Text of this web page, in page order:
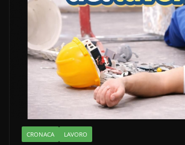
CRONACA LAVORO